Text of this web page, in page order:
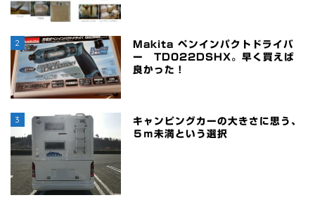
2
Makita ペンインパクトドライバ
ー TD022DSHX。早く買えば
良かった！
3
キャンピングカーの大きさに思う、
５ｍ未満という選択